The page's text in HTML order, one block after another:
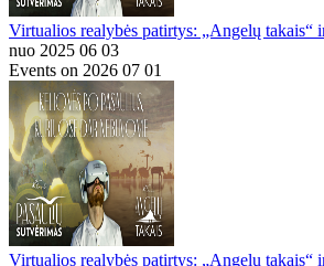
Virtualios realybės patirtys: „Angelų takais“
nuo 2025 06 03
Events on 2026 07 01
Virtualios realybės patirtys: „Angelų takais“